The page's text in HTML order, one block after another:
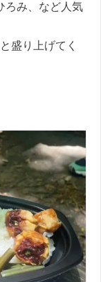
ろみ、など人気
盛り上げてく